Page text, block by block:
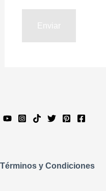
Términos y Condiciones